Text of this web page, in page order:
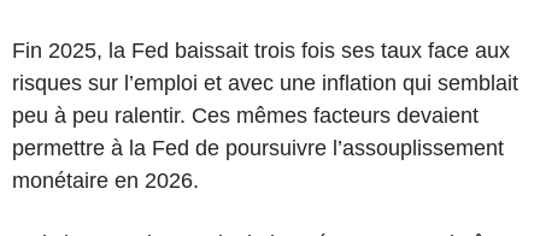
Fin 2025, la Fed baissait trois fois ses taux face aux
risques sur l’emploi et avec une inflation qui semblait
peu à peu ralentir. Ces mêmes facteurs devaient
permettre à la Fed de poursuivre l’assouplissement
monétaire en 2026.